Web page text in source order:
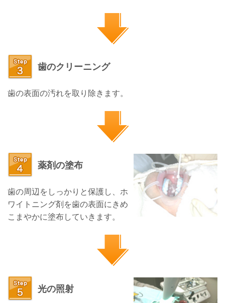
歯のクリーニング
歯の表面の汚れを取り除きます。
薬剤の塗布
歯の周辺をしっかりと保護し、ホ
ワイトニング剤を歯の表面にきめ
こまやかに塗布していきます。
光の照射